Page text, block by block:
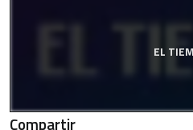
EL
Compartir